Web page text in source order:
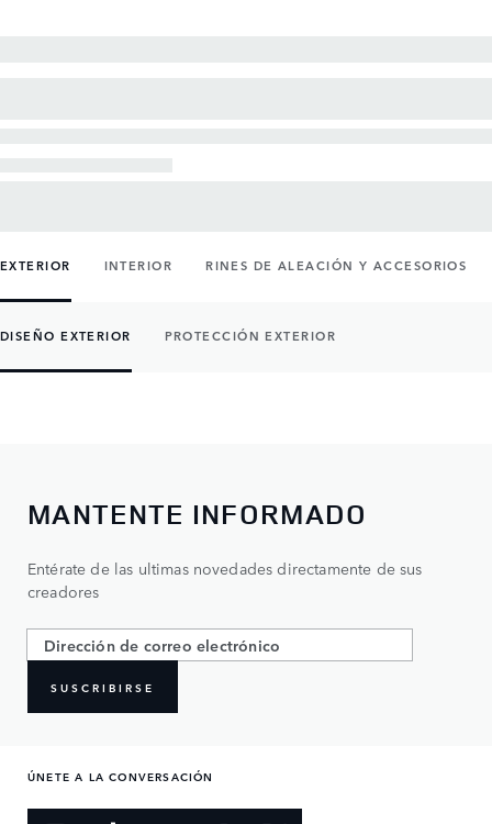
EXTERIOR INTERIOR RINES DE ALEACIÓN Y ACCESORIOS
DISEÑO EXTERIOR PROTECCIÓN EXTERIOR
MANTENTE INFORMADO
Entérate de las ultimas novedades directamente de sus
creadores
SUSCRIBIRSE
ÚNETE A LA CONVERSACIÓN